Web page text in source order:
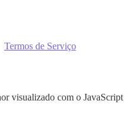
Termos de Serviço
visualizado com o JavaScript